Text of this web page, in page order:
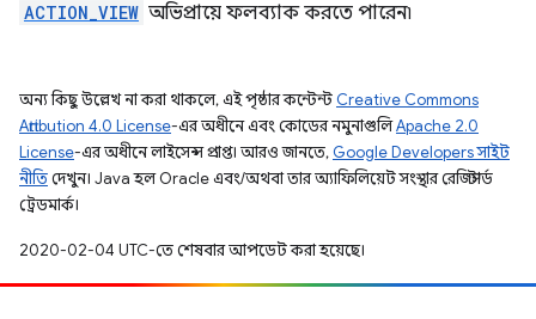
ACTION_VIEW অভিপ্রায়ে ফলব্যাক করতে পারেন৷
অন্য কিছু উল্লেখ না করা থাকলে, এই পৃষ্ঠার কন্টেন্ট Creative Commons
Attribution 4.0 License-এর অধীনে এবং কোডের নমুনাগুলিApache 2.0
License-এর অধীনে লাইসেন্স প্রাপ্ত। আরও জানতে, Google Developers সাইট
নীতিদেখুন। Java হল Oracle এবং/অথবা তার অ্যাফিলিয়েট সংস্থার রেজিস্টার্ড
ট্রেডমার্ক।
2020-02-04 UTC-তে শেষবার আপডেট করা হয়েছে।